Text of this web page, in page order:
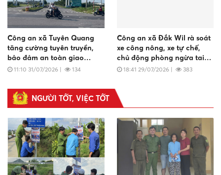
Công an xã Tuyên Quang
tăng cường tuyên truyền,
bảo đảm an toàn giao
thông đối với xe đưa đón
nghiệp
11:10 31/07/2026 | 134
Công an xã Đắk Wil rà soát
xe công nông, xe tự chế,
chủ động phòng ngừa tai
nạn giao thông
18:41 29/07/2026| 383
NGƯỜI TỐT, VIỆC TỐT